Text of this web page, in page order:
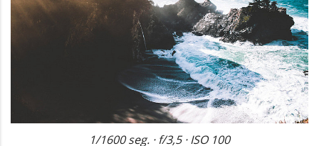
1/1600 seg. · f/3,5 · ISO 100